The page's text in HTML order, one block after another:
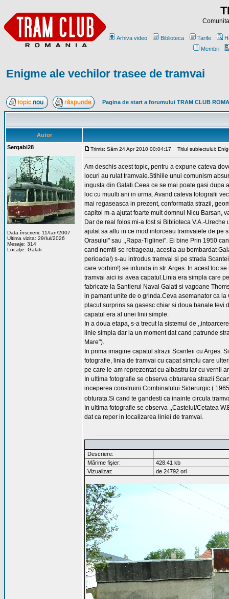
Arhiva video Biblioteca Tarife
Membri
Enigme ale vechilor trasee de tramvai
Pagina de start a forumului TRAM CLUB
Autor
Sergabi28
Data înscrierii: 11/Ian/2007
Ultima vizita: 29/Iul/2026
Mesaje: 314
Locaţie: Galati
Trimis: Sâm 24 Apr 2010 00:04:17 Titlul subiectului:
Am deschis acest topic, pentru a expune cateva
locuri au rulat tramvaie.Stihiile unui comunism
ingusta din Galati.Ceea ce se mai poate gasi dupa
loc cu muulti ani in urma. Avand cateva fotografii
mai regaseasca in prezent, conformatia strazii,
capitol m-a ajutat foarte mult domnul Nicu Barsan,
Dar de real folos mi-a fost si Biblioteca V.A.-
ajutat sa aflu in ce mod intorceau tramvaiele de pe
Orasului" sau ,,Rapa-Tiglinei". Ei bine Prin 1950
cand nemtii se retrageau, acestia au bombardat
perioada!) s-au introdus tramvai si pe strada
care vorbim!) se infunda in str. Arges. In acest loc
tramvai aici isi avea capatul.Linia era simpla care
fabricate la Santierul Naval Galati si vagoane
in pamant unite de o grinda.Ceva asemanator ca
placut surprins sa gasesc chiar si doua banale tevi
capatul era al unei linii simple.
In a doua etapa, s-a trecut la sistemul de
linie simpla dar la un moment dat cand patrunde
Mare").
In prima imagine capatul strazii Scanteii cu Arges.
fotografie, linia de tramvai cu capat simplu care
pe care le-am reprezentat cu albastru iar cu vernil
In ultima fotografie se observa obturarea strazii
inceperea construirii Combinatului Siderurgic (
obturata.Si cand te gandesti ca inainte circula
In ultima fotografie se observa ,,Castelul/Cetatea
dat ca reper in localizarea liniei de tramvai.
Descriere:
Mărime fişier:
428.41 kb
Vizualizat:
de 24792 ori